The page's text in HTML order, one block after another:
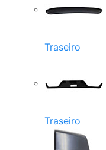
Traseiro
Traseiro